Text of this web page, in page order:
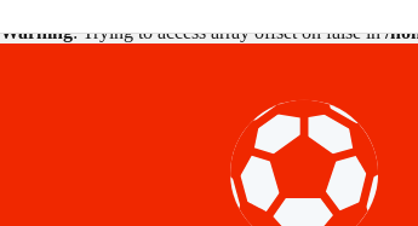
Warning: Trying to access array offset on false in/